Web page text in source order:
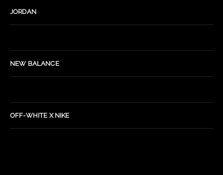
JORDAN
NEW BALANCE
OFF-WHITE X NIKE